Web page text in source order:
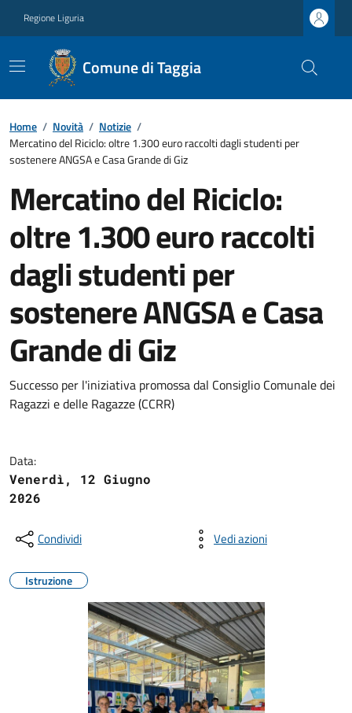
Regione Liguria
Comune di Taggia
Home / Novità / Notizie /
Mercatino del Riciclo: oltre 1.300 euro raccolti dagli studenti per
sostenere ANGSA e Casa Grande di Giz
Mercatino del Riciclo:
oltre 1.300 euro raccolti
dagli studenti per
sostenere ANGSA e Casa
Grande di Giz
Successo per l'iniziativa promossa dal Consiglio Comunale dei
Ragazzi e delle Ragazze (CCRR)
Data:
Venerdì, 12 Giugno
2026
Condividi Vedi azioni
Istruzione